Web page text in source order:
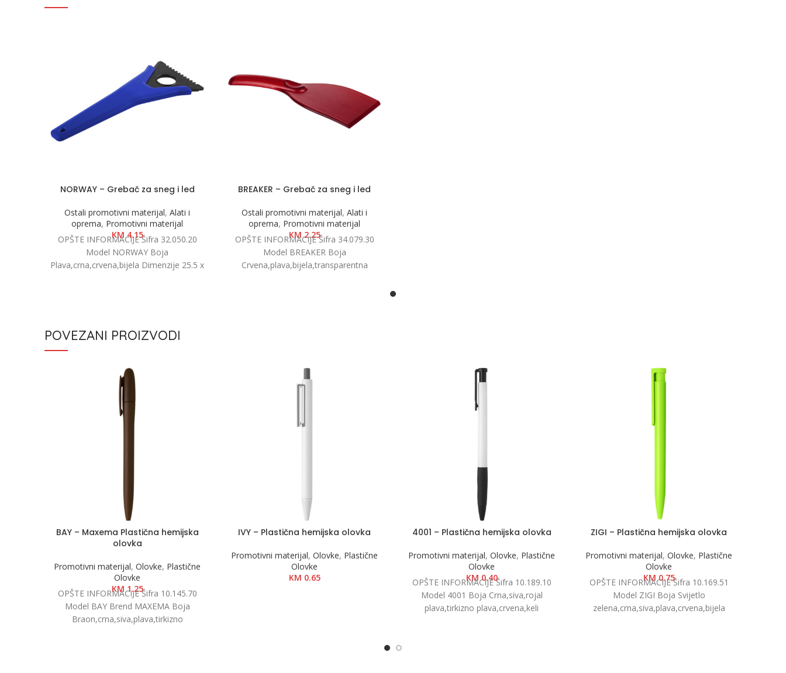
NORWAY – Grebač za sneg i led
Ostali promotivni materijal, Alati i
oprema, Promotivni materijal
KM4.15
OPŠTE INFORMACIJE Šifra 32.050.20
Model NORWAY Boja
Plava,crna,crvena,bijela Dimenzije 25.5 x
BREAKER – Grebač za sneg i led
Ostali promotivni materijal, Alati i
oprema, Promotivni materijal
KM2.25
OPŠTE INFORMACIJE Šifra 34.079.30
Model BREAKER Boja
Crvena,plava,bijela,transparentna
POVEZANI PROIZVODI
BAY – Maxema Plastična hemijska
olovka
Promotivni materijal, Olovke, Plastične
Olovke
KM1.25
OPŠTE INFORMACIJE Šifra 10.145.70
Model BAY Brend MAXEMA Boja
Braon,crna,siva,plava,tirkizno
IVY – Plastična hemijska olovka
Promotivni materijal, Olovke, Plastične
Olovke
KM 0.65
4001 – Plastična hemijska olovka
Promotivni materijal, Olovke, Plastične
Olovke
KM0.40
OPŠTE INFORMACIJE Šifra 10.189.10
Model 4001 Boja Crna,siva,rojal
plava,tirkizno plava,crvena,keli
ZIGI – Plastična hemijska olovka
Promotivni materijal, Olovke, Plastične
Olovke
KM0.75
OPŠTE INFORMACIJE Šifra 10.169.51
Model ZIGI Boja Svijetlo
zelena,crna,siva,plava,crvena,bijela